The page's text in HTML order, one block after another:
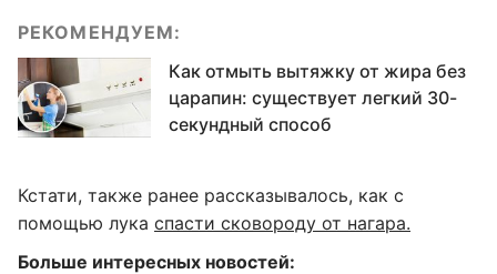
РЕКОМЕНДУЕМ:
Как отмыть вытяжку от жира без
царапин: существует легкий 30-
секундный способ
Кстати, также ранее рассказывалось, как с
помощью лука спасти сковороду от нагара.
Больше интересных новостей: